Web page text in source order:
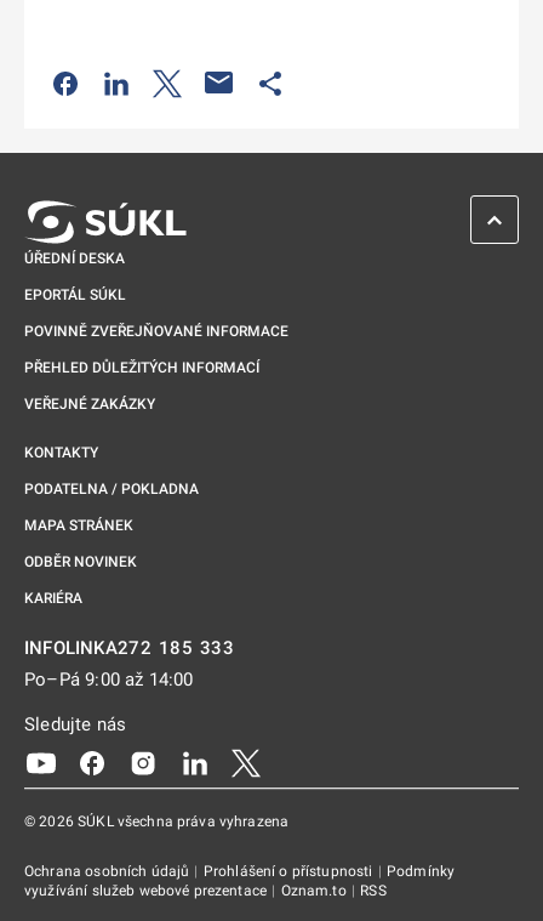
Odkaz se otevře na nové kartě
Odkaz se otevře na nové kartě
Odkaz se otevře na nové kartě
ÚŘEDNÍ DESKA
EPORTÁL SÚKL
POVINNĚ ZVEŘEJŇOVANÉ INFORMACE
PŘEHLED DŮLEŽITÝCH INFORMACÍ
VEŘEJNÉ ZAKÁZKY
KONTAKTY
PODATELNA / POKLADNA
MAPA STRÁNEK
ODBĚR NOVINEK
KARIÉRA
INFOLINKA272 185 333
Po–Pá 9:00 až 14:00
Sledujte nás
Odkaz se otevře na nové kartě
Odkaz se otevře na nové kartě
Odkaz se otevře na nové kartě
Odkaz se otevře na nové kartě
© 2026 SÚKL všechna práva vyhrazena
Ochrana osobních údajů | Prohlášení o přístupnosti | Podmínky
využívání služeb webové prezentace | Oznam.to | RSS
ZPĚT